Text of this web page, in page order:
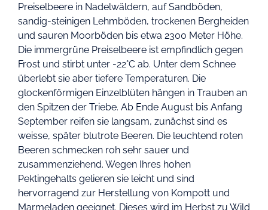
Preiselbeere in Nadelwäldern, auf Sandböden,
sandig-steinigen Lehmböden, trockenen Bergheiden
und sauren Moorböden bis etwa 2300 Meter Höhe.
Die immergrüne Preiselbeere ist empfindlich gegen
Frost und stirbt unter -22°C ab. Unter dem Schnee
überlebt sie aber tiefere Temperaturen. Die
glockenförmigen Einzelblüten hängen in Trauben an
den Spitzen der Triebe. Ab Ende August bis Anfang
September reifen sie langsam, zunächst sind es
weisse, später blutrote Beeren. Die leuchtend roten
Beeren schmecken roh sehr sauer und
zusammenziehend. Wegen Ihres hohen
Pektingehalts gelieren sie leicht und sind
hervorragend zur Herstellung von Kompott und
Marmeladen geeignet. Dieses wird im Herbst zu Wild